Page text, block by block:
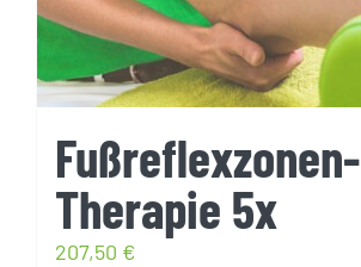
Fußreflexzonen-
Therapie 5x
207,50 €